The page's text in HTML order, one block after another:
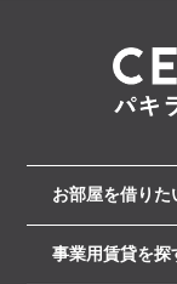
お部屋を借りた
事業用賃貸を探